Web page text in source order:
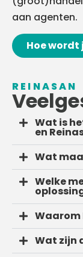
aan agenten.
Hoe wordt
REINASAN
Wat is
en
Wat
Welke
Waarom
Wat zijn